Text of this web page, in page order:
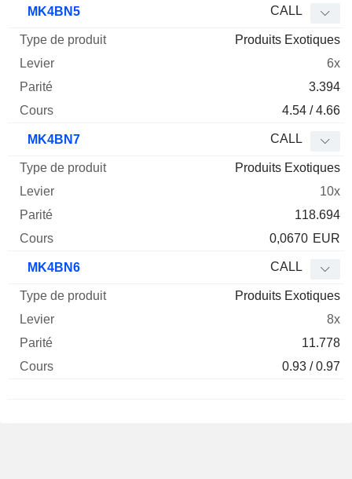
MK4BN5 CALL
Produits Exotiques
6x
3.394
4.54 / 4.66
MK4BN7 CALL
Produits Exotiques
10x
118.694
0,0670 EUR
MK4BN6 CALL
Produits Exotiques
8x
11.778
0.93 / 0.97